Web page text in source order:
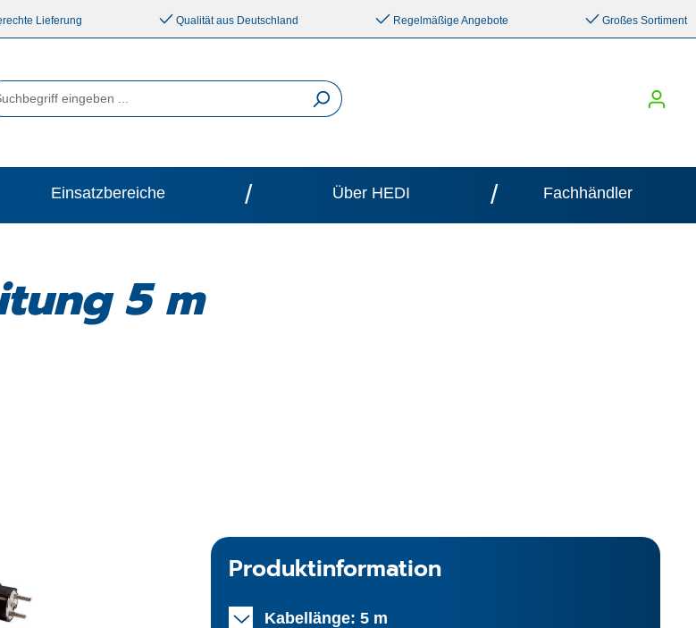
Lieferung Qualität aus Deutschland Regelmäßige Angebote Großes Sortiment
Einsatzbereiche / Über HEDI / Fachhändler
5 m
Produktinformation
Kabellänge: 5 m